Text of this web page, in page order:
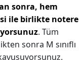
sonra, hem
ile birlikte notere
. Tüm
sonra M sınıflı